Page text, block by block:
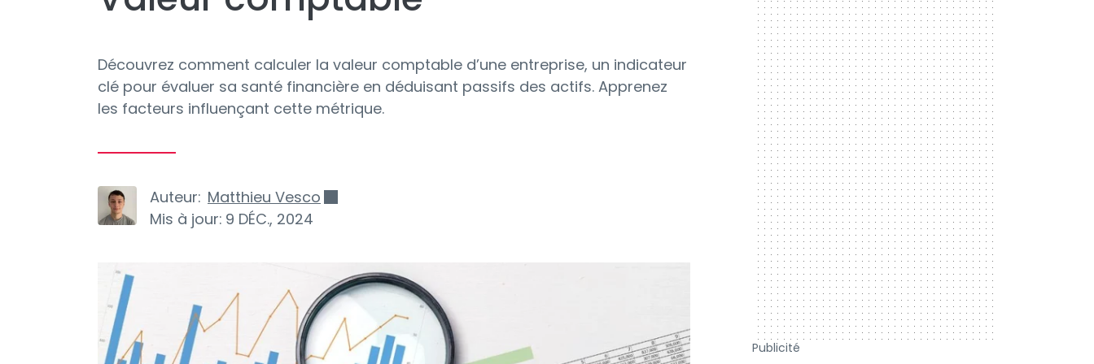
Découvrez comment calculer la valeur comptable d’une entreprise, un indicateur
clé pour évaluer sa santé financière en déduisant passifs des actifs. Apprenez
les facteurs influençant cette métrique.
Auteur: Matthieu Vesco
Mis à jour: 9 DÉC., 2024
Publicité